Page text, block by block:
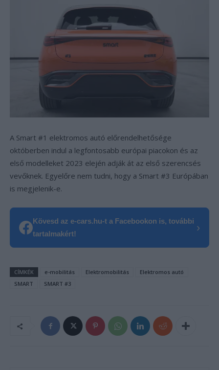
A Smart #1 elektromos autó előrendelhetősége
októberben indul a legfontosabb európai piacokon és az
első modelleket 2023 elején adják át az első szerencsés
vevőknek. Egyelőre nem tudni, hogy a Smart #3 Európában
is megjelenik-e.
Kövesd az e-cars.hu-t a Facebookon is, további
tartalmakért!
›
CÍMKÉK e-mobilitás Elektromobilitás
Elektromos autó
SMART
SMART #3